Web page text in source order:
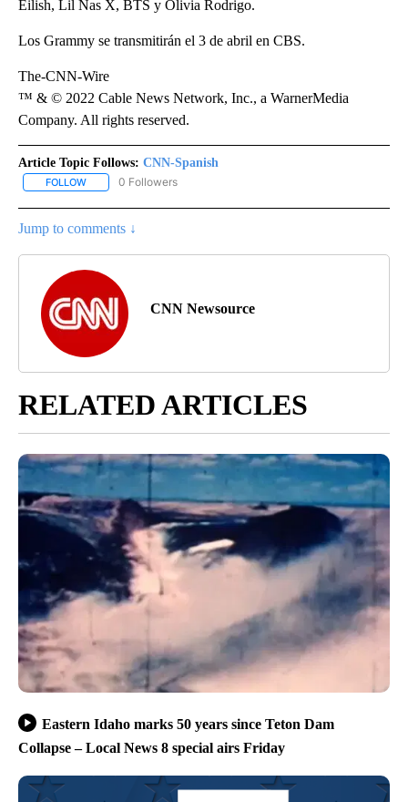
Eilish, Lil Nas X, BTS y Olivia Rodrigo.
Los Grammy se transmitirán el 3 de abril en CBS.
The-CNN-Wire
™ & © 2022 Cable News Network, Inc., a WarnerMedia
Company. All rights reserved.
Article Topic Follows: CNN-Spanish
FOLLOW FOLLOW "CNN-SPANISH" TO RECEIVE NOTIFICATIONS ABOUT
0 Followers
Jump to comments ↓
CNN Newsource
RELATED ARTICLES
Eastern Idaho marks 50 years since Teton Dam
Collapse – Local News 8 special airs Friday